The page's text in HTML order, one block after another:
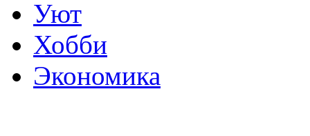
Уют
Хобби
Экономика